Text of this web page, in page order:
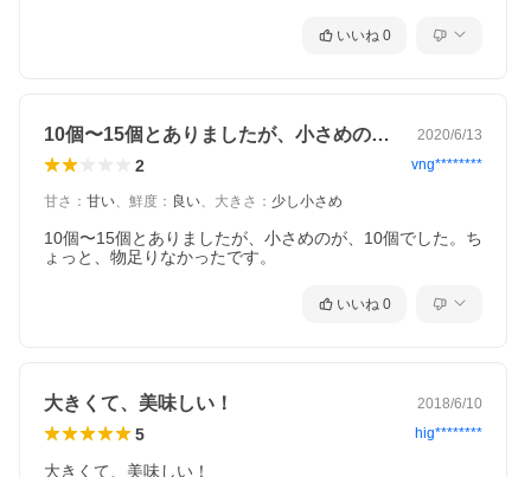
いいね 0
10個〜15個とありましたが、小さめの… 2020/6/13
2 vng********
甘さ ： 甘い、 鮮度 ： 良い、 大きさ ： 少し小さめ
10個〜15個とありましたが、小さめのが、10個でした。ち
ょっと、物足りなかったです。
いいね 0
大きくて、美味しい！ 2018/6/10
5 hig********
大きくて、美味しい！